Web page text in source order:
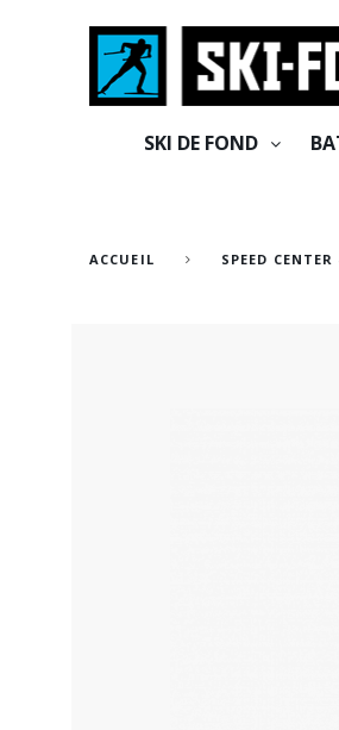
SKI DE FOND
ACCUEIL SPEED